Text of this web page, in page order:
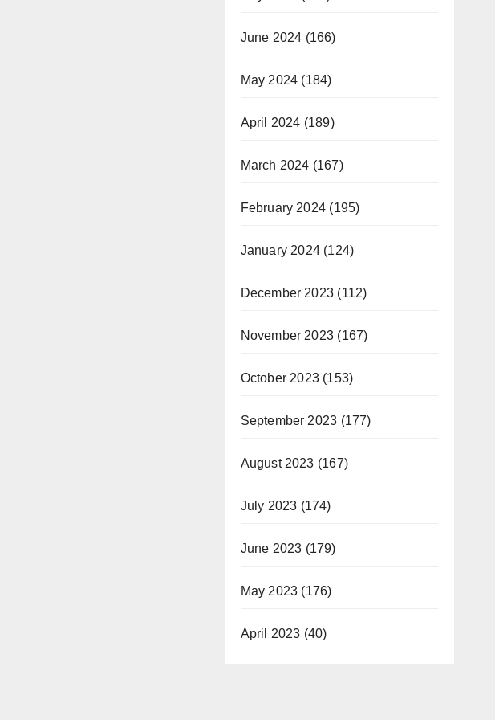
June 2024 (166)
May 2024 (184)
April 2024 (189)
March 2024 (167)
February 2024 (195)
January 2024(124)
December 2023 (112)
November 2023 (167)
October 2023(153)
September 2023 (177)
August 2023 (167)
July 2023 (174)
June 2023 (179)
May 2023 (176)
April 2023 (40)